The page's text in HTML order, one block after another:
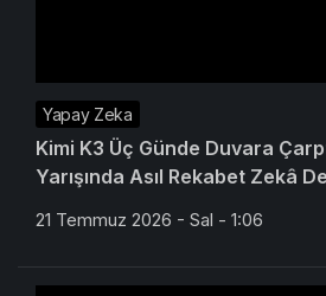
Yapay Zeka
Kimi K3 Üç Günde Duvara
Yarışında Asıl Rekabet Zekâ
21 Temmuz 2026 - Sal - 1:06